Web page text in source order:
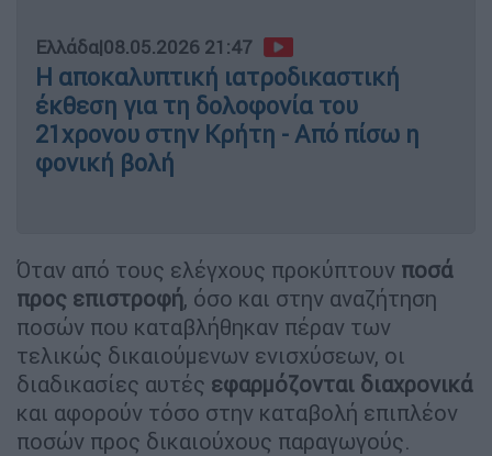
Ελλάδα|08.05.2026 21:47
Η αποκαλυπτική ιατροδικαστική
έκθεση για τη δολοφονία του
21χρονου στην Κρήτη - Από πίσω η
φονική βολή
Όταν από τους ελέγχους προκύπτουν ποσά
προς επιστροφή, όσο και στην αναζήτηση
ποσών που καταβλήθηκαν πέραν των
τελικώς δικαιούμενων ενισχύσεων, οι
διαδικασίες αυτές εφαρμόζονται διαχρονικά
και αφορούν τόσο στην καταβολή επιπλέον
ποσών προς δικαιούχους παραγωγούς.